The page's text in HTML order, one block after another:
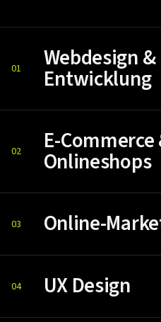
01 Webdesign &
Entwicklung
02 E-Commerce
Onlineshops
03 Online-
04 UX Design